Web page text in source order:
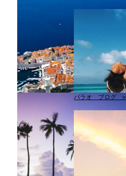
パラオ ブログ